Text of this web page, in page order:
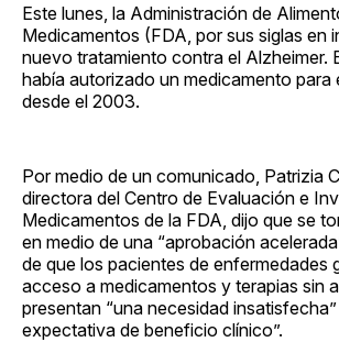
Este lunes, la Administración de
Medicamentos (FDA, por sus siglas en
nuevo tratamiento contra el Alzheimer.
había autorizado un medicamento para
desde el 2003.
Por medio de un comunicado, Patrizia
directora del Centro de Evaluación e
Medicamentos de la FDA, dijo que se
en medio de una “aprobación
de que los pacientes de enfermedades
acceso a medicamentos y terapias sin
presentan “una necesidad
expectativa de beneficio clínico”.